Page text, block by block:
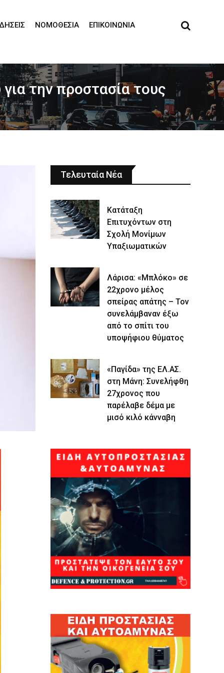
ΝΟΜΟΘΕΣΊΑ ΕΠΙΚΟΙΝΩΝΊΑ
την προστασία τους
Τελευταία Νέα
Κατάταξη
Επιτυχόντων στη
Σχολή Μονίμων
Υπαξιωματικών
Λάρισα: «Μπλόκο» σε
22χρονο μέλος
σπείρας απάτης – Τον
συνελάμβαναν έξω
από το σπίτι του
υποψήφιου θύματος
«Παγίδα» της ΕΛ.ΑΣ.
στη Μάνη: Συνελήφθη
27χρονος που
παρέλαβε δέμα με
μισό κιλό κάνναβη